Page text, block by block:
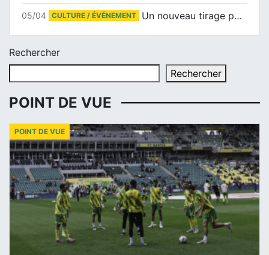
05/04 CULTURE / ÉVÉNEMENT Un nouveau tirage pour le Docu-BD
Rechercher
Rechercher
POINT DE VUE
POINT DE VUE